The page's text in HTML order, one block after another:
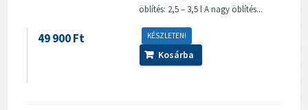
öblítés: 2,5 – 3,5 l A nagy öblítés...
KÉSZLETEN!
49 900 Ft
Kosárba